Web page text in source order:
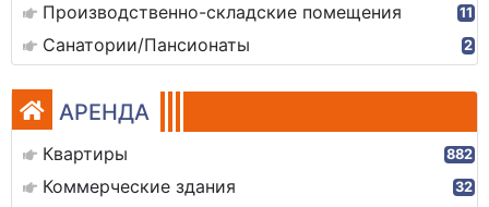
Производственно-складские помещения 11
Санатории/Пансионаты 2
АРЕНДА
Квартиры 882
Коммерческие здания 32